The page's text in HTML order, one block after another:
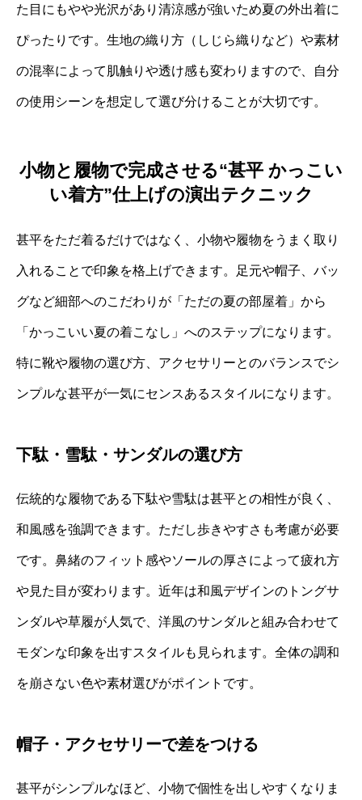
た目にもやや光沢があり清涼感が強いため夏の外出着に
ぴったりです。生地の織り方（しじら織りなど）や素材
の混率によって肌触りや透け感も変わりますので、自分
の使用シーンを想定して選び分けることが大切です。
小物と履物で完成させる“甚平 かっこい
い着方”仕上げの演出テクニック
甚平をただ着るだけではなく、小物や履物をうまく取り
入れることで印象を格上げできます。足元や帽子、バッ
グなど細部へのこだわりが「ただの夏の部屋着」から
「かっこいい夏の着こなし」へのステップになります。
特に靴や履物の選び方、アクセサリーとのバランスでシ
ンプルな甚平が一気にセンスあるスタイルになります。
下駄・雪駄・サンダルの選び方
伝統的な履物である下駄や雪駄は甚平との相性が良く、
和風感を強調できます。ただし歩きやすさも考慮が必要
です。鼻緒のフィット感やソールの厚さによって疲れ方
や見た目が変わります。近年は和風デザインのトングサ
ンダルや草履が人気で、洋風のサンダルと組み合わせて
モダンな印象を出すスタイルも見られます。全体の調和
を崩さない色や素材選びがポイントです。
帽子・アクセサリーで差をつける
甚平がシンプルなほど、小物で個性を出しやすくなりま